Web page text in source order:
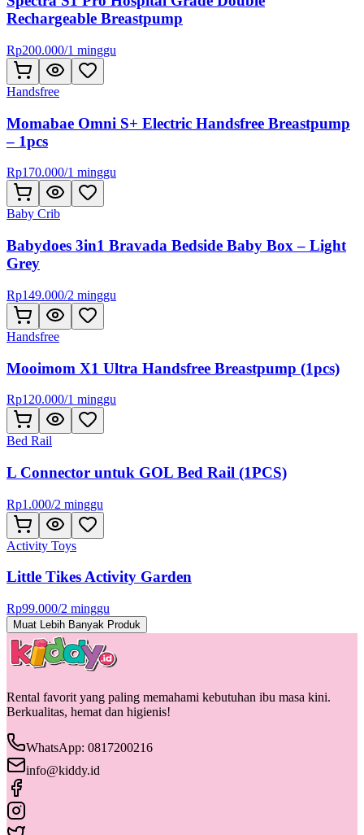
Rechargeable Breastpump
Rp200.000/1 minggu
Handsfree
Momabae Omni S+ Electric Handsfree Breastpump
– 1pcs
Rp170.000/1 minggu
Baby Crib
Babydoes 3in1 Bravada Bedside Baby Box – Light
Grey
Rp149.000/2 minggu
Handsfree
Mooimom X1 Ultra Handsfree Breastpump (1pcs)
Rp120.000/1 minggu
Bed Rail
L Connector untuk GOL Bed Rail (1PCS)
Rp1.000/2 minggu
Activity Toys
Little Tikes Activity Garden
Rp99.000/2 minggu
Muat Lebih Banyak Produk
Rental favorit yang paling memahami kebutuhan ibu masa kini.
Berkualitas, hemat dan higienis!
WhatsApp: 0817200216
info@kiddy.id